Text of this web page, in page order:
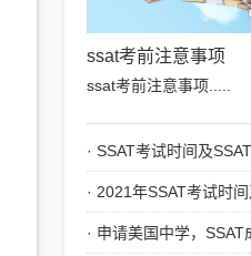
ssat考前注意事项
ssat考前注意事项.....
· SSAT考试时间及
· 2021年SSAT考试时
· 申请美国中学，SSAT